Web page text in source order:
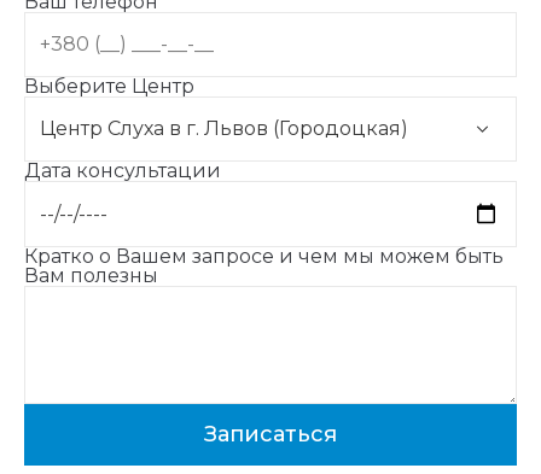
Выберите Центр
Дата консультации
Кратко о Вашем запросе и чем мы можем быть
Вам полезны